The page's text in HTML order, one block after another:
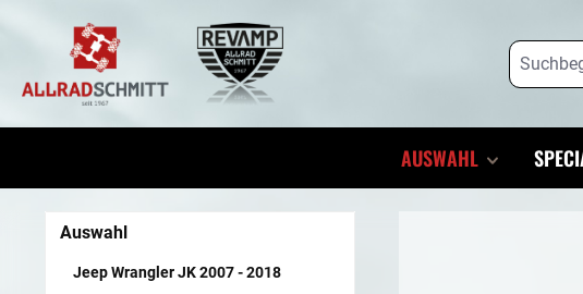
springen
AUSWAHL
Auswahl
Jeep Wrangler JK 2007 - 2018